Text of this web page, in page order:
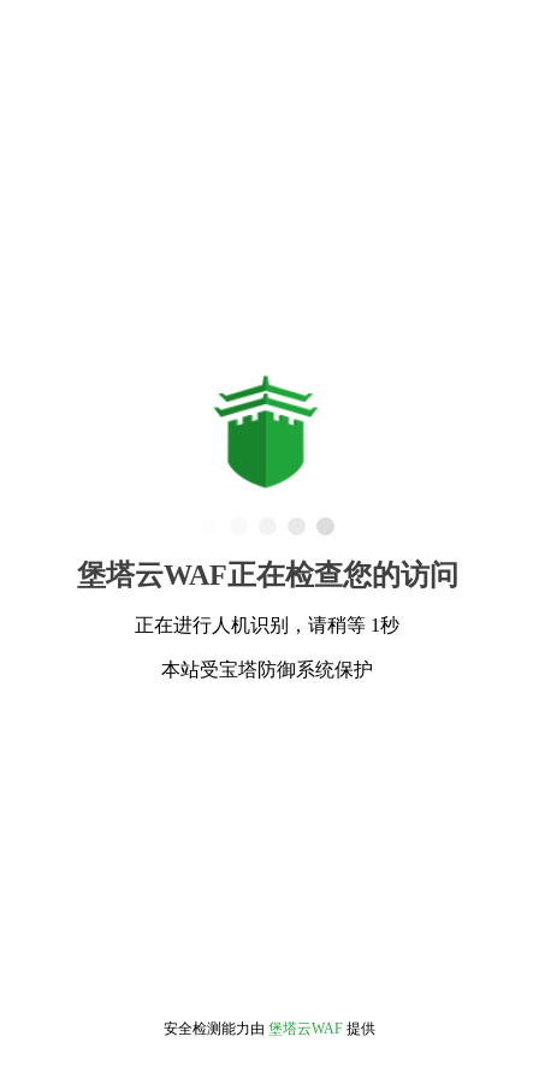
堡塔云WAF正在检查您的访问
正在进行人机识别，请稍等 1秒
本站受宝塔防御系统保护
安全检测能力由 堡塔云WAF 提供